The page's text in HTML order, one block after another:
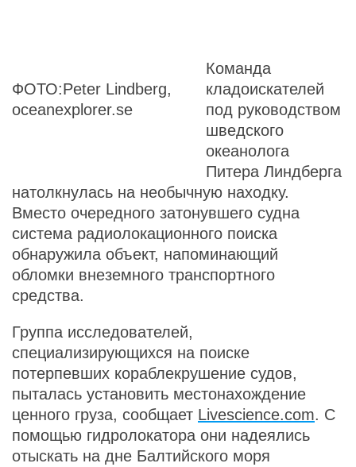
ФОТО:Petеr Lindbеrg,
ocеaneхplorer.se
Команда
кладоискателей
под руководством
шведского
океанолога
Питера Линдберга
натолкнулась на необычную находку.
Вместо очередного затонувшего судна
система радиолокационного поиска
обнаружила объект, напоминающий
обломки внеземного транспортного
средства.
Группа исследователей,
специализирующихся на поиске
потерпевших кораблекрушение судов,
пыталась установить местонахождение
ценного груза, сообщает Livescience.com. С
помощью гидролокатора они надеялись
отыскать на дне Балтийского моря